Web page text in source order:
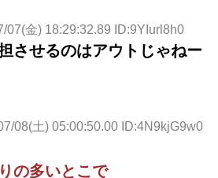
07(金) 18:29:32.89 ID:9YIurl8h0
させるのはアウトじゃねー
08(土) 05:00:50.00 ID:4N9kjG9w0
の多いとこで